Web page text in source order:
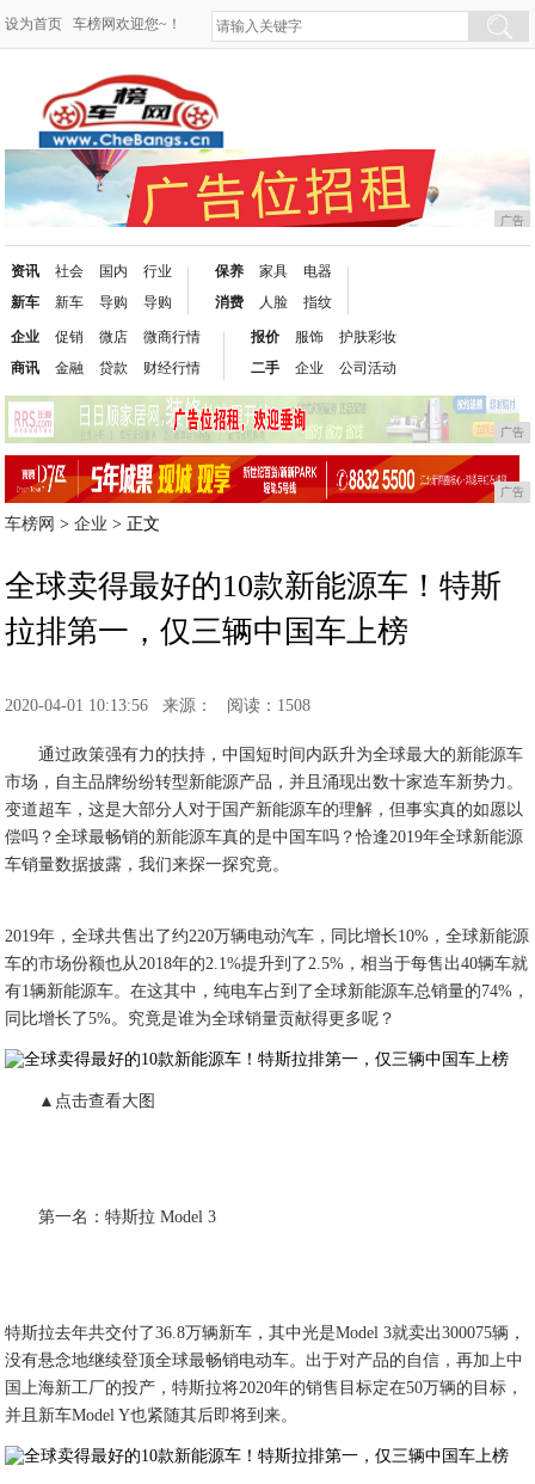
设为首页 车榜网欢迎您~！
广告
资讯
新车
社会
新车
国内
导购
行业
导购
保养
消费
家具
人脸
电器
指纹
企业
商讯
促销
金融
微店
贷款
微商行情
财经行情
报价
二手
服饰
企业
护肤彩妆
公司活动
广告
广告
车榜网 >企业 > 正文
全球卖得最好的10款新能源车！特斯
拉排第一，仅三辆中国车上榜
2020-04-01 10:13:56 来源： 阅读：1508
通过政策强有力的扶持，中国短时间内跃升为全球最大的新能源车
市场，自主品牌纷纷转型新能源产品，并且涌现出数十家造车新势力。
变道超车，这是大部分人对于国产新能源车的理解，但事实真的如愿以
偿吗？全球最畅销的新能源车真的是中国车吗？恰逢2019年全球新能源
车销量数据披露，我们来探一探究竟。
2019年，全球共售出了约220万辆电动汽车，同比增长10%，全球新能源
车的市场份额也从2018年的2.1%提升到了2.5%，相当于每售出40辆车就
有1辆新能源车。在这其中，纯电车占到了全球新能源车总销量的74%，
同比增长了5%。究竟是谁为全球销量贡献得更多呢？
▲点击查看大图
第一名：特斯拉 Model 3
特斯拉去年共交付了36.8万辆新车，其中光是Model 3就卖出300075辆，
没有悬念地继续登顶全球最畅销电动车。出于对产品的自信，再加上中
国上海新工厂的投产，特斯拉将2020年的销售目标定在50万辆的目标，
并且新车Model Y也紧随其后即将到来。